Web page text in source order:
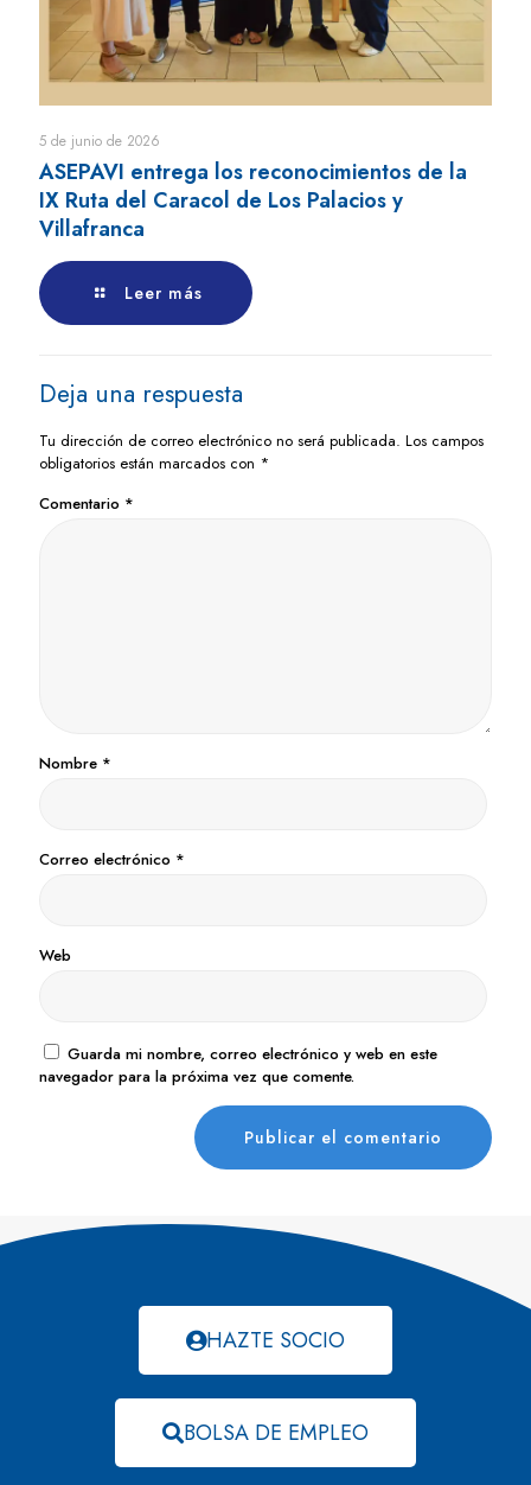
5 de junio de 2026
ASEPAVI entrega los reconocimientos de la
IX Ruta del Caracol de Los Palacios y
Villafranca
Leer más
Deja una respuesta
Tu dirección de correo electrónico no será publicada. Los campos
obligatorios están marcados con *
Comentario *
Nombre *
Correo electrónico *
Web
Guarda mi nombre, correo electrónico y web en este
navegador para la próxima vez que comente.
HAZTE SOCIO
BOLSA DE EMPLEO